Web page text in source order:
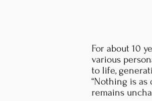
For about 10
various
to life,
“Nothing is
remains